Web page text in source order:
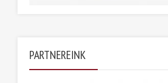
PARTNEREINK